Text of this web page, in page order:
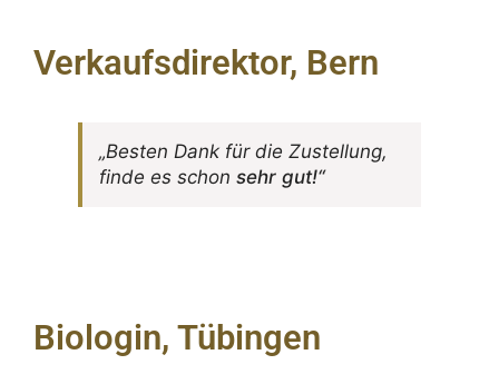
Verkaufsdirektor, Bern
„Besten Dank für die Zustel­lung,
finde es schon sehr gut!“
Biologin, Tübingen